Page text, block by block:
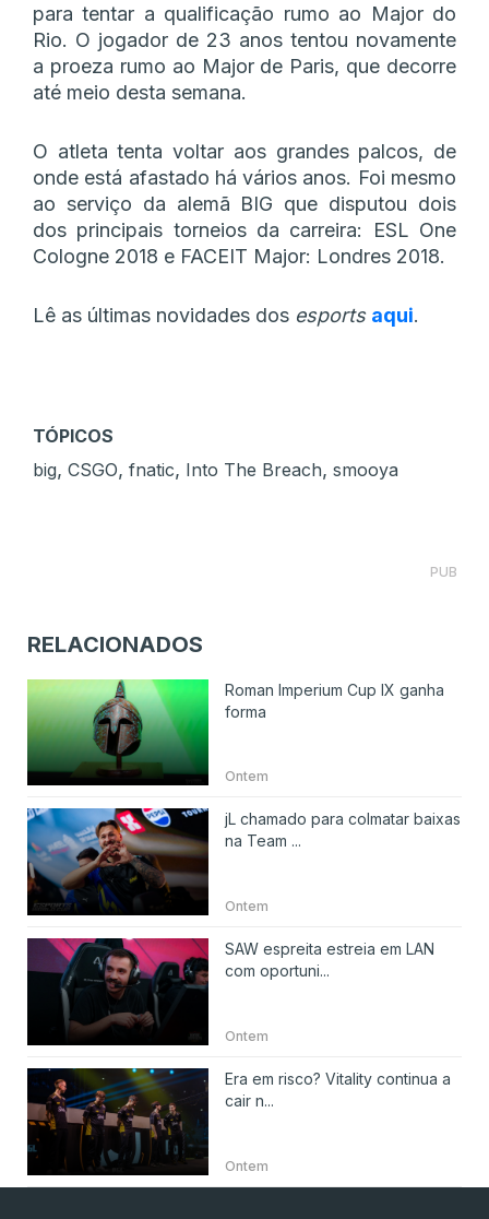
para tentar a qualificação rumo ao Major do
Rio. O jogador de 23 anos tentou novamente
a proeza rumo ao Major de Paris, que decorre
até meio desta semana.
O atleta tenta voltar aos grandes palcos, de
onde está afastado há vários anos. Foi mesmo
ao serviço da alemã BIG que disputou dois
dos principais torneios da carreira: ESL One
Cologne 2018 e FACEIT Major: Londres 2018.
Lê as últimas novidades dos esports aqui.
TÓPICOS
big, CSGO, fnatic, Into The Breach, smooya
PUB
RELACIONADOS
Roman Imperium Cup IX ganha
forma
Ontem
jL chamado para colmatar baixas
na Team ...
Ontem
SAW espreita estreia em LAN
com oportuni...
Ontem
Era em risco? Vitality continua a
cair n...
Ontem